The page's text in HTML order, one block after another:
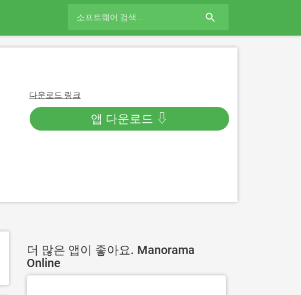
search
다운로드 링크
앱 다운로드 ⇩
더 많은 앱이 좋아요. Manorama
Online